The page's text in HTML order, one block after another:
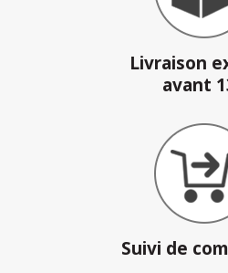
Livraison
avant
Suivi de